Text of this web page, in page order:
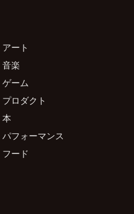
アート
音楽
ゲーム
プロダクト
本
パフォーマンス
フード